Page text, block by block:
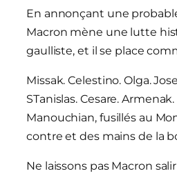
En annonçant une
Macron mène une lutte
gaulliste, et il se place
Missak. Celestino. Olga.
STanislas. Cesare.
Manouchian, fusillés au
contre et des mains de la
Ne laissons pas Macron